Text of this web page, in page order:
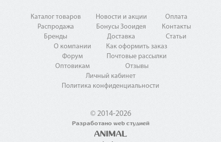
Каталог товаров
Распродажа
Бренды
Новости и акции
Бонусы Зооидея
Доставка
Оплата
Контакты
Статьи
О компании
Форум
Оптовикам
Как оформить заказ
Почтовые рассылки
Отзывы
Личный кабинет
Политика конфиденциальности
© 2014-2026
Разработано web студией
ANIMAL